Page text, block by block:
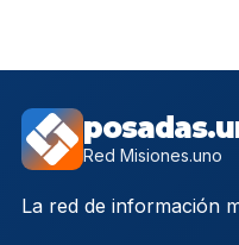
Red Misiones.uno
La red de información